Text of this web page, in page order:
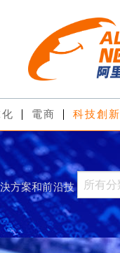
電商 科技創新
方案和前沿技